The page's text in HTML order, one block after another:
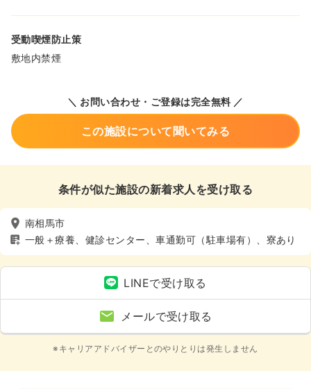
受動喫煙防止策
敷地内禁煙
＼ お問い合わせ・ご登録は完全無料 ／
この施設について聞いてみる
条件が似た施設の新着求人を受け取る
南相馬市
一般＋療養、健診センター、車通勤可（駐車場有）、寮あり
LINEで受け取る
メールで受け取る
※キャリアアドバイザーとのやりとりは発生しません